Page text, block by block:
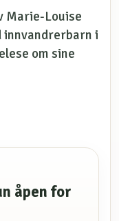
Marie-Louise
innvandrerbarn i
om sine
åpen for